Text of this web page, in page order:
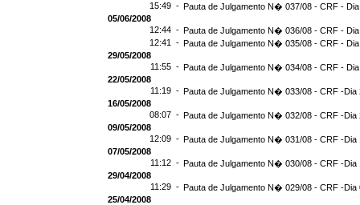
15:49 - Pauta de Julgamento N� 037/08 - CRF -
05/06/2008
12:44 - Pauta de Julgamento N� 036/08 - CRF - Dia
12:41 - Pauta de Julgamento N� 035/08 - CRF -
29/05/2008
11:55 - Pauta de Julgamento N� 034/08 - CRF -
22/05/2008
11:19 - Pauta de Julgamento N� 033/08 - CRF -Dia
16/05/2008
08:07 - Pauta de Julgamento N� 032/08 - CRF -Dia
09/05/2008
12:09 - Pauta de Julgamento N� 031/08 - CRF -Dia
07/05/2008
11:12 - Pauta de Julgamento N� 030/08 - CRF -Dia
29/04/2008
11:29 - Pauta de Julgamento N� 029/08 - CRF -Dia
25/04/2008